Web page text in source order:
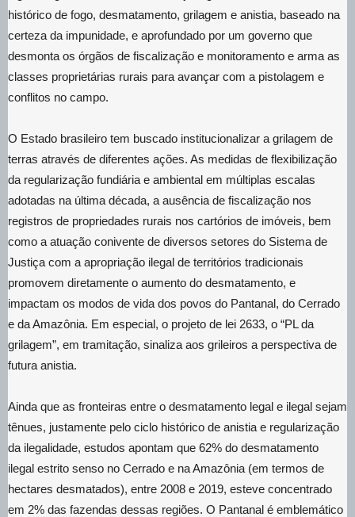
histórico de fogo, desmatamento, grilagem e anistia, baseado na
certeza da impunidade, e aprofundado por um governo que
desmonta os órgãos de fiscalização e monitoramento e arma as
classes proprietárias rurais para avançar com a pistolagem e
conflitos no campo.
O Estado brasileiro tem buscado institucionalizar a grilagem de
terras através de diferentes ações. As medidas de flexibilização
da regularização fundiária e ambiental em múltiplas escalas
adotadas na última década, a ausência de fiscalização nos
registros de propriedades rurais nos cartórios de imóveis, bem
como a atuação conivente de diversos setores do Sistema de
Justiça com a apropriação ilegal de territórios tradicionais
promovem diretamente o aumento do desmatamento, e
impactam os modos de vida dos povos do Pantanal, do Cerrado
e da Amazônia. Em especial, o projeto de lei 2633, o “PL da
grilagem”, em tramitação, sinaliza aos grileiros a perspectiva de
futura anistia.
Ainda que as fronteiras entre o desmatamento legal e ilegal sejam
tênues, justamente pelo ciclo histórico de anistia e regularização
da ilegalidade, estudos apontam que 62% do desmatamento
ilegal estrito senso no Cerrado e na Amazônia (em termos de
hectares desmatados), entre 2008 e 2019, esteve concentrado
em 2% das fazendas dessas regiões. O Pantanal é emblemático